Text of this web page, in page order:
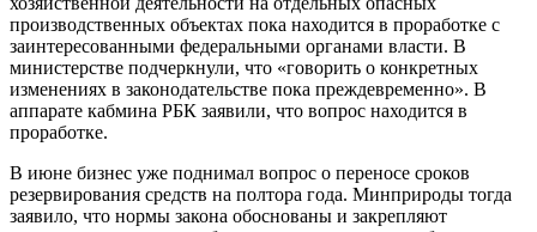
производственных объектах пока находится в проработке с
заинтересованными федеральными органами власти. В
министерстве подчеркнули, что «говорить о конкретных
изменениях в законодательстве пока преждевременно». В
аппарате кабмина РБК заявили, что вопрос находится в
проработке.
В июне бизнес уже поднимал вопрос о переносе сроков
резервирования средств на полтора года. Минприроды тогда
заявило, что нормы закона обоснованы и закрепляют